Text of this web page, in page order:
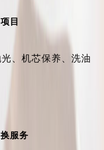
目
、机芯保养、洗油
服务